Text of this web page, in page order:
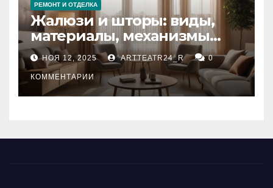
РЕМОНТ И ОТДЕЛКА
Жалюзи и шторы: виды,
материалы, механизмы
управления и уход
НОЯ 12, 2025 ARTTEATR24_R 0
КОММЕНТАРИИ